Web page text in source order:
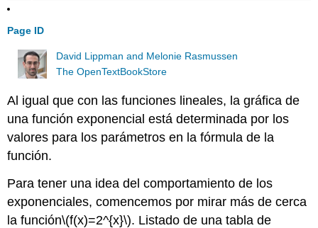
Page ID
David Lippman and Melonie Rasmussen
The OpenTextBookStore
Al igual que con las funciones lineales, la gráfica de
una función exponencial está determinada por los
valores para los parámetros en la fórmula de la
función.
Para tener una idea del comportamiento de los
exponenciales, comencemos por mirar más de cerca
la función\(f(x)=2^{x}\). Listado de una tabla de